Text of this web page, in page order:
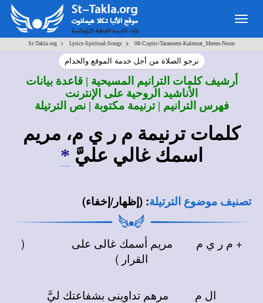
St-Takla.org > Lyrics-Spiritual-Songs > 08-Coptic-Taraneem-Kalemat_Meem-Noun
نرجو الصلاة من أجل خدمة الموقع والخدام
أرشيف كلمات الترانيم المسيحية | قاعدة بيانات
الأناشيد الروحية على الإنترنت
فهرس الترانيم | ترنيمة مكتوبة | نص الترتيلة
كلمات ترنيمة م ر ي م، مريم
اسمك غالي عليَّ *
تصنيف موضوع الترتيلة: (إظهار/إخفاء)
+ م ر ي م مريم أسمك غالى على (
القرار )
ال م مرهم تداوينى بشفاعتك ليَّ